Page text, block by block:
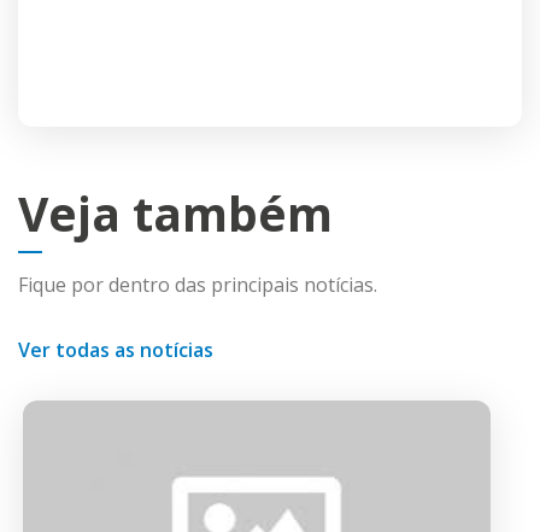
Veja também
Fique por dentro das principais notícias.
Ver todas as notícias